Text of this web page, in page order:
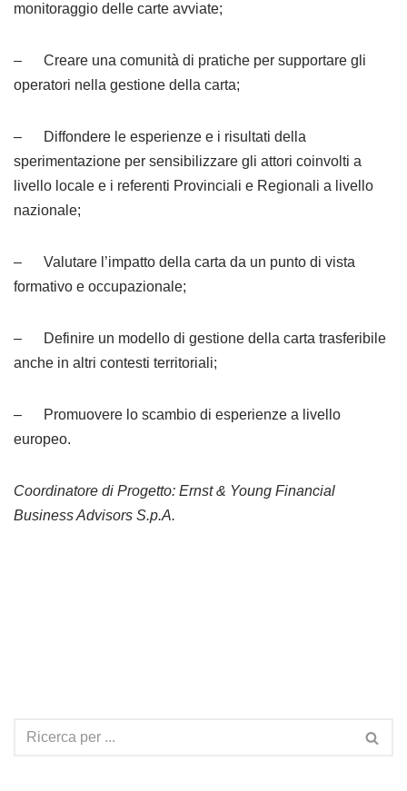
monitoraggio delle carte avviate;
– Creare una comunità di pratiche per supportare gli
operatori nella gestione della carta;
– Diffondere le esperienze e i risultati della
sperimentazione per sensibilizzare gli attori coinvolti a
livello locale e i referenti Provinciali e Regionali a livello
nazionale;
– Valutare l’impatto della carta da un punto di vista
formativo e occupazionale;
– Definire un modello di gestione della carta trasferibile
anche in altri contesti territoriali;
– Promuovere lo scambio di esperienze a livello
europeo.
Coordinatore di Progetto: Ernst & Young Financial
Business Advisors S.p.A.